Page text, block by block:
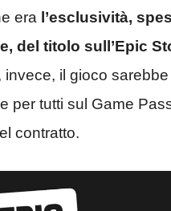
era l’esclusività,
del titolo sull’Epic
invece, il gioco
per tutti sul Game
contratto.